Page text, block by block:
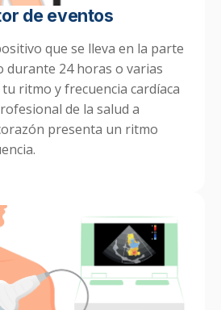
de eventos
que se lleva en la parte
durante 24 horas o varias
ritmo y frecuencia cardíaca
de la salud a
presenta un ritmo